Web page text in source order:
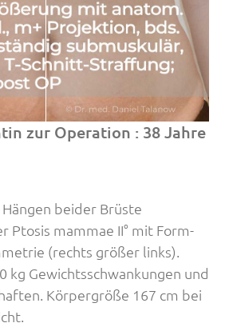
zur Operation : 38 Jahre
beider Brüste
Ptosis mammae II° mit Form-
(rechts größer links).
kg Gewichtsschwankungen und
Körpergröße 167 cm bei